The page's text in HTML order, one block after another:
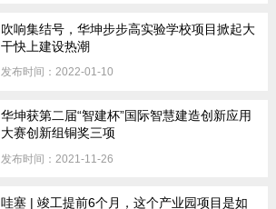
吹响集结号，华坤步步高实验学校项目掀起大
干快上建设热潮
发布时间：2022-01-10
华坤获第二届“智建杯”国际智慧建造创新应用
大赛创新组铜奖三项
发布时间：2021-11-26
哇塞 | 竣工提前6个月，这个产业园项目是如